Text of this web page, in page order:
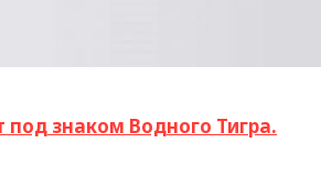
под знаком Водного Тигра.